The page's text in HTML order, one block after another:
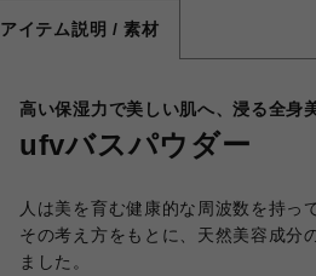
アイテム説明 / 素材
高い保湿力で美しい肌へ、浸る全身
ufvバスパウダー
人は美を育む健康的な周波数を持っ
その考え方をもとに、天然美容成分
ました。